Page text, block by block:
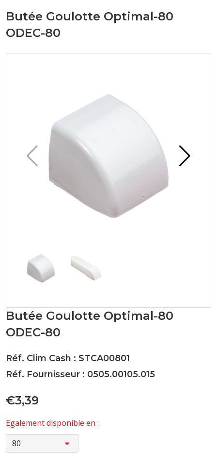
Butée Goulotte Optimal-80
ODEC-80
Butée Goulotte Optimal-80
ODEC-80
Réf. Clim Cash : STCA00801
Réf. Fournisseur : 0505.00105.015
€3,39
Egalement disponible en :